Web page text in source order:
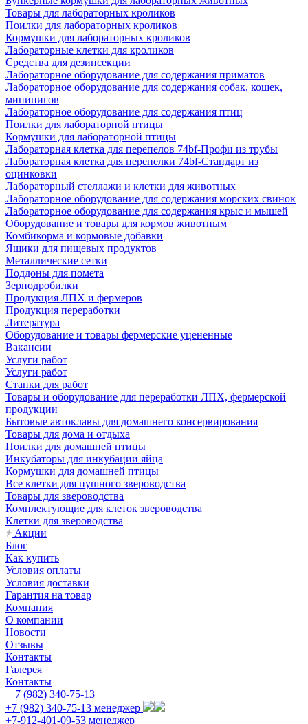
Товары для лабораторных кроликов
Поилки для лабораторных кроликов
Кормушки для лабораторных кроликов
Лабораторные клетки для кроликов
Средства для дезинсекции
Лабораторное оборудование для содержания приматов
Лабораторное оборудование для содержания собак, кошек,
минипигов
Лабораторное оборудование для содержания птиц
Поилки для лабораторной птицы
Кормушки для лабораторной птицы
Лабораторная клетка для перепелов 74bf-Профи из трубы
Лабораторная клетка для перепелки 74bf-Стандарт из
оцинковки
Лабораторный стеллажи и клетки для животных
Лабораторное оборудование для содержания морских свинок
Лабораторное оборудование для содержания крыс и мышей
Оборудование и товары для кормов животным
Комбикорма и кормовые добавки
Ящики для пищевых продуктов
Металлические сетки
Поддоны для помета
Зернодробилки
Продукция ЛПХ и фермеров
Продукция переработки
Литература
Оборудование и товары фермерские уцененные
Вакансии
Услуги работ
Услуги работ
Станки для работ
Товары и оборудование для переработки ЛПХ, фермерской
продукции
Бытовые автоклавы для домашнего консервирования
Товары для дома и отдыха
Поилки для домашней птицы
Инкубаторы для инкубации яйца
Кормушки для домашней птицы
Все клетки для пушного звероводства
Товары для звероводства
Комплектующие для клеток звероводства
Клетки для звероводства
Акции
Блог
Как купить
Условия оплаты
Условия доставки
Гарантия на товар
Компания
О компании
Новости
Отзывы
Контакты
Галерея
Контакты
+7 (982) 340-75-13
+7 (982) 340-75-13 менеджер
+7-912-401-09-53 менеджер